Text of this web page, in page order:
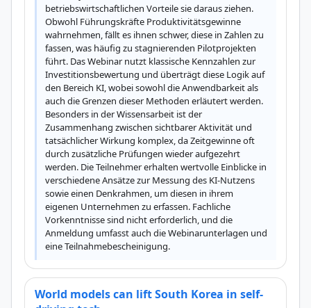
betriebswirtschaftlichen Vorteile sie daraus ziehen.
Obwohl Führungskräfte Produktivitätsgewinne
wahrnehmen, fällt es ihnen schwer, diese in Zahlen zu
fassen, was häufig zu stagnierenden Pilotprojekten
führt. Das Webinar nutzt klassische Kennzahlen zur
Investitionsbewertung und überträgt diese Logik auf
den Bereich KI, wobei sowohl die Anwendbarkeit als
auch die Grenzen dieser Methoden erläutert werden.
Besonders in der Wissensarbeit ist der
Zusammenhang zwischen sichtbarer Aktivität und
tatsächlicher Wirkung komplex, da Zeitgewinne oft
durch zusätzliche Prüfungen wieder aufgezehrt
werden. Die Teilnehmer erhalten wertvolle Einblicke in
verschiedene Ansätze zur Messung des KI-Nutzens
sowie einen Denkrahmen, um diesen in ihrem
eigenen Unternehmen zu erfassen. Fachliche
Vorkenntnisse sind nicht erforderlich, und die
Anmeldung umfasst auch die Webinarunterlagen und
eine Teilnahmebescheinigung.
World models can lift South Korea in self-